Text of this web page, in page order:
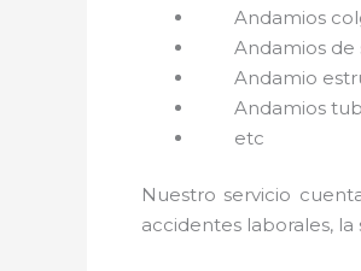
Andamios
Andamios de
Andamio
Andamios
etc
Nuestro servicio
accidentes laborales,